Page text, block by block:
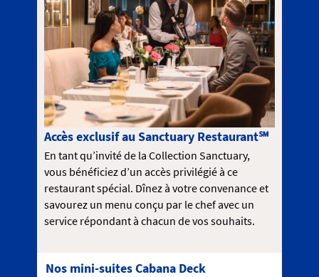
Accès exclusif au Sanctuary Restaurant℠
En tant qu’invité de la Collection Sanctuary,
vous bénéficiez d’un accès privilégié à ce
restaurant spécial. Dînez à votre convenance et
savourez un menu conçu par le chef avec un
service répondant à chacun de vos souhaits.
Nos mini-suites Cabana Deck